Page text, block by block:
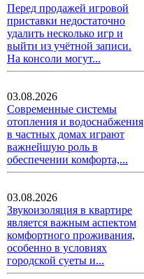
Перед продажей игровой
приставки недостаточно
удалить несколько игр и
выйти из учётной записи.
На консоли могут...
03.08.2026
Современные системы
отопления и водоснабжения
в частных домах играют
важнейшую роль в
обеспечении комфорта,...
03.08.2026
Звукоизоляция в квартире
является важным аспектом
комфортного проживания,
особенно в условиях
городской суеты и...